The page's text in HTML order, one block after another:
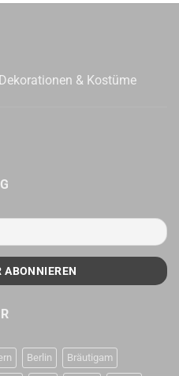
& Kostüme
Berlin Bräutigam